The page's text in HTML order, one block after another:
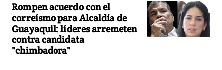
Rompen acuerdo con el
correísmo para Alcaldía de
Guayaquil: líderes arremeten
contra candidata
"chimbadora"